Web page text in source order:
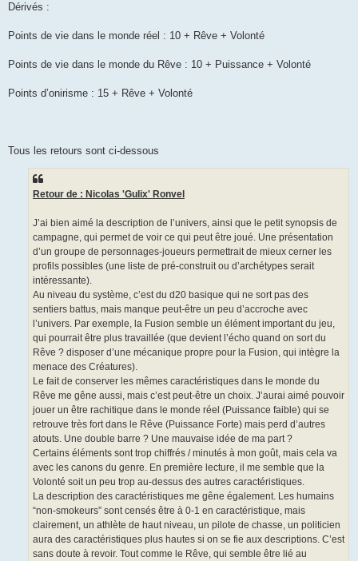
Dérivés :
Points de vie dans le monde réel : 10 + Rêve + Volonté
Points de vie dans le monde du Rêve : 10 + Puissance + Volonté
Points d’onirisme : 15 + Rêve + Volonté
Tous les retours sont ci-dessous
Retour de : Nicolas 'Gulix' Ronvel
J’ai bien aimé la description de l’univers, ainsi que le petit synopsis de
campagne, qui permet de voir ce qui peut être joué. Une présentation
d’un groupe de personnages-joueurs permettrait de mieux cerner les
profils possibles (une liste de pré-construit ou d’archétypes serait
intéressante).
Au niveau du système, c’est du d20 basique qui ne sort pas des
sentiers battus, mais manque peut-être un peu d’accroche avec
l’univers. Par exemple, la Fusion semble un élément important du jeu,
qui pourrait être plus travaillée (que devient l’écho quand on sort du
Rêve ? disposer d’une mécanique propre pour la Fusion, qui intègre la
menace des Créatures).
Le fait de conserver les mêmes caractéristiques dans le monde du
Rêve me gêne aussi, mais c’est peut-être un choix. J’aurai aimé pouvoir
jouer un être rachitique dans le monde réel (Puissance faible) qui se
retrouve très fort dans le Rêve (Puissance Forte) mais perd d’autres
atouts. Une double barre ? Une mauvaise idée de ma part ?
Certains éléments sont trop chiffrés / minutés à mon goût, mais cela va
avec les canons du genre. En première lecture, il me semble que la
Volonté soit un peu trop au-dessus des autres caractéristiques.
La description des caractéristiques me gêne également. Les humains
“non-smokeurs” sont censés être à 0-1 en caractéristique, mais
clairement, un athlète de haut niveau, un pilote de chasse, un politicien
aura des caractéristiques plus hautes si on se fie aux descriptions. C’est
sans doute à revoir. Tout comme le Rêve, qui semble être lié au